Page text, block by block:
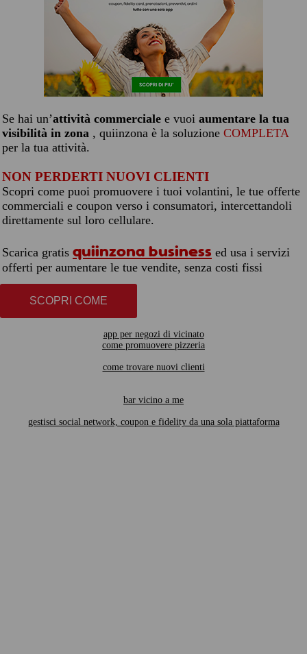
Se hai un’attività commerciale e vuoi aumentare la tua
visibilità in zona , quiinzona è la soluzione COMPLETA
per la tua attività.
NON PERDERTI NUOVI CLIENTI
Scopri come puoi promuovere i tuoi volantini, le tue offerte
commerciali e coupon verso i consumatori, intercettandoli
direttamente sul loro cellulare.
Scarica gratis quiinzona business ed usa i servizi
offerti per aumentare le tue vendite, senza costi fissi
SCOPRI COME
app per negozi di vicinato
come promuovere pizzeria
come trovare nuovi clienti
bar vicino a me
gestisci social network, coupon e fidelity da una sola piattaforma